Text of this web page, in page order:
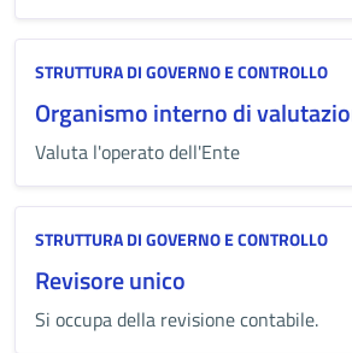
STRUTTURA DI GOVERNO E CONTROLLO
Organismo interno di
Valuta l'operato dell'Ente
STRUTTURA DI GOVERNO E CONTROLLO
Revisore unico
Si occupa della revisione contabile.